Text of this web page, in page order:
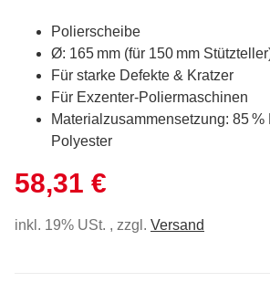
Polierscheibe
Ø: 165 mm (für 150 mm
Für starke Defekte & Kratzer
Für Exzenter‑Poliermaschinen
Materialzusammensetzung: 85
Polyester
58,31 €
inkl. 19% USt. , zzgl. Versand